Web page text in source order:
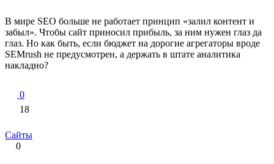
В мире SEO больше не работает принцип «залил контент и
забыл». Чтобы сайт приносил прибыль, за ним нужен глаз да
глаз. Но как быть, если бюджет на дорогие агрегаторы вроде
SEMrush не предусмотрен, а держать в штате аналитика
накладно?
0
18
Сайты
0